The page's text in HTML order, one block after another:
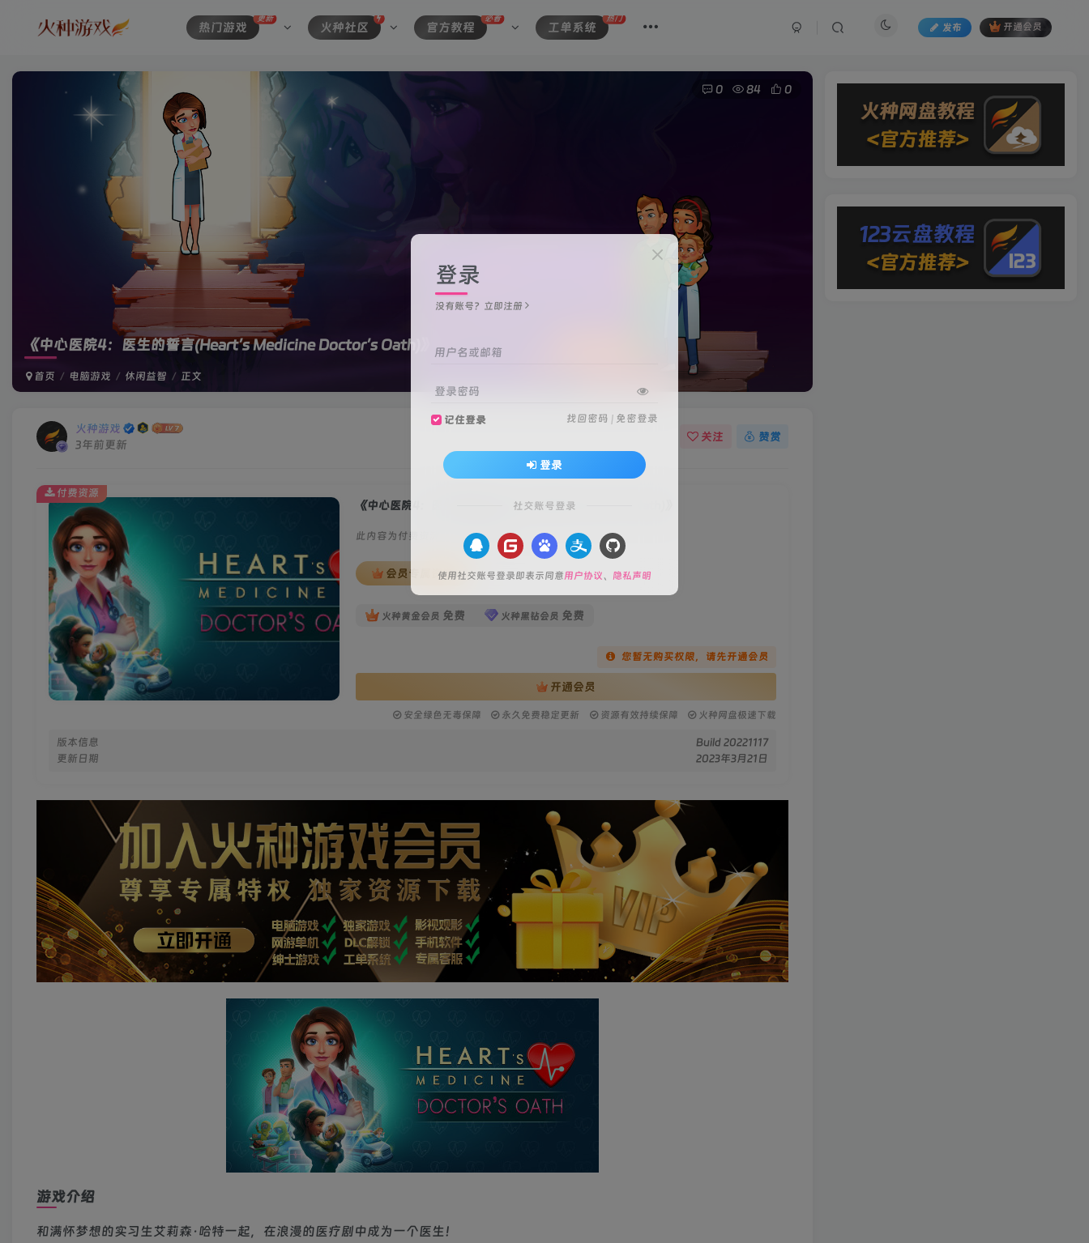
热门游戏
更新
火种社区 官方教程
必看
工单系统
热门
发布 开通会员
《中心医院4：医生的誓言(Heart’s Medicine Doctor’s Oath)》
首页 电脑游戏 休闲益智 正文
0 84 0
火种游戏
3年前更新
关注 赞赏
《中心医院4：医生的誓言(Heart’s Medicine Doctor’s Oath)》
此内容为付费资源，请付费后查看
会员专属资源
火种黄金会员 免费 火种黑钻会员 免费
您暂无购买权限，请先开通会员
开通会员
安全绿色无毒保障 永久免费稳定更新 资源有效持续保障 火种网盘极速下载
版本信息
Build 20221117
更新日期
2023年3月21日
付费资源
游戏介绍
和满怀梦想的实习生艾莉森·哈特一起，在浪漫的医疗剧中成为一个医生！
登录
没有账号？立即注册
用户名或邮箱
登录密码
记住登录 找回密码 | 免密登录
登录
社交账号登录
使用社交账号登录即表示同意用户协议、 隐私声明